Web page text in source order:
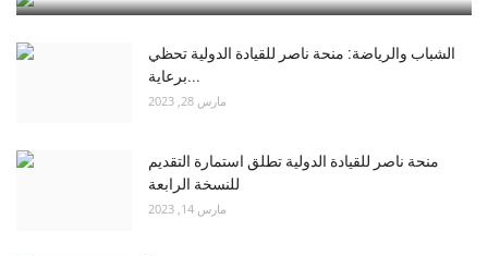
الشباب والرياضة: منحة ناصر للقيادة الدولية تحظي
برعاية...
مارس 28, 2023
منحة ناصر للقيادة الدولية تطلق استمارة التقديم
للنسخة الرابعة
مارس 14, 2023